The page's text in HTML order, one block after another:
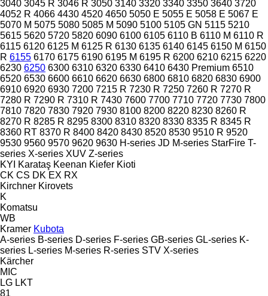
3040 3045 R 3046 R 3050 3140 3320 3340 3350 3640 3720
4052 R 4066 4430 4520 4650 5050 E 5055 E 5058 E 5067 E
5070 M 5075 5080 5085 M 5090 5100 5105 GN 5115 5210
5615 5620 5720 5820 6090 6100 6105 6110 B 6110 M 6110 R
6115 6120 6125 M 6125 R 6130 6135 6140 6145 6150 M 6150
R 6155 6170 6175 6190 6195 M 6195 R 6200 6210 6215 6220
6230 6250 6300 6310 6320 6330 6410 6430 Premium 6510
6520 6530 6600 6610 6620 6630 6800 6810 6820 6830 6900
6910 6920 6930 7200 7215 R 7230 R 7250 7260 R 7270 R
7280 R 7290 R 7310 R 7430 7600 7700 7710 7720 7730 7800
7810 7820 7830 7920 7930 8100 8200 8220 8230 8260 R
8270 R 8285 R 8295 8300 8310 8320 8330 8335 R 8345 R
8360 RT 8370 R 8400 8420 8430 8520 8530 9510 R 9520
9530 9560 9570 9620 9630 H-series JD M-series StarFire T-
series X-series XUV Z-series
KYI
Karataş Keenan Kiefer Kioti
CK CS DK EX RX
Kirchner Kirovets
K
Komatsu
WB
Kramer Kubota
A-series B-series D-series F-series GB-series GL-series K-
series L-series M-series R-series STV X-series
Kärcher
MIC
LG LKT
81